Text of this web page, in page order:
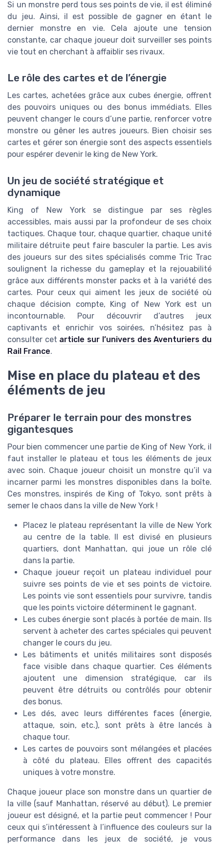
Si un monstre perd tous ses points de vie, il est éliminé
du jeu. Ainsi, il est possible de gagner en étant le
dernier monstre en vie. Cela ajoute une tension
constante, car chaque joueur doit surveiller ses points
vie tout en cherchant à affaiblir ses rivaux.
Le rôle des cartes et de l’énergie
Les cartes, achetées grâce aux cubes énergie, offrent
des pouvoirs uniques ou des bonus immédiats. Elles
peuvent changer le cours d’une partie, renforcer votre
monstre ou gêner les autres joueurs. Bien choisir ses
cartes et gérer son énergie sont des aspects essentiels
pour espérer devenir le king de New York.
Un jeu de société stratégique et
dynamique
King of New York se distingue par ses règles
accessibles, mais aussi par la profondeur de ses choix
tactiques. Chaque tour, chaque quartier, chaque unité
militaire détruite peut faire basculer la partie. Les avis
des joueurs sur des sites spécialisés comme Tric Trac
soulignent la richesse du gameplay et la rejouabilité
grâce aux différents monster packs et à la variété des
cartes. Pour ceux qui aiment les jeux de société où
chaque décision compte, King of New York est un
incontournable. Pour découvrir d’autres jeux
captivants et enrichir vos soirées, n’hésitez pas à
consulter cet article sur l’univers des Aventuriers du
Rail France.
Mise en place du plateau et des
éléments de jeu
Préparer le terrain pour des monstres
gigantesques
Pour bien commencer une partie de King of New York, il
faut installer le plateau et tous les éléments de jeux
avec soin. Chaque joueur choisit un monstre qu’il va
incarner parmi les monstres disponibles dans la boîte.
Ces monstres, inspirés de King of Tokyo, sont prêts à
semer le chaos dans la ville de New York !
Placez le plateau représentant la ville de New York
au centre de la table. Il est divisé en plusieurs
quartiers, dont Manhattan, qui joue un rôle clé
dans la partie.
Chaque joueur reçoit un plateau individuel pour
suivre ses points de vie et ses points de victoire.
Les points vie sont essentiels pour survivre, tandis
que les points victoire déterminent le gagnant.
Les cubes énergie sont placés à portée de main. Ils
servent à acheter des cartes spéciales qui peuvent
changer le cours du jeu.
Les bâtiments et unités militaires sont disposés
face visible dans chaque quartier. Ces éléments
ajoutent une dimension stratégique, car ils
peuvent être détruits ou contrôlés pour obtenir
des bonus.
Les dés, avec leurs différentes faces (énergie,
attaque, soin, etc.), sont prêts à être lancés à
chaque tour.
Les cartes de pouvoirs sont mélangées et placées
à côté du plateau. Elles offrent des capacités
uniques à votre monstre.
Chaque joueur place son monstre dans un quartier de
la ville (sauf Manhattan, réservé au début). Le premier
joueur est désigné, et la partie peut commencer ! Pour
ceux qui s’intéressent à l’influence des couleurs sur la
performance dans les jeux de société, je vous